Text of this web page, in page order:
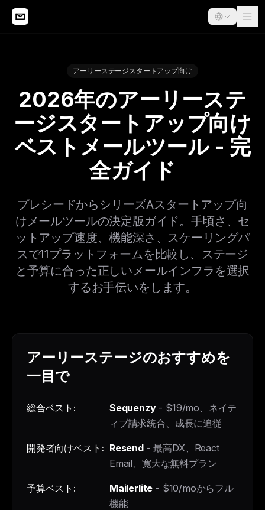
アーリーステージスタートアップ向け
2026年のアーリーステ
ージスタートアップ向け
ベストメールツール - 完
全ガイド
プレシードからシリーズAスタートアップ向
けメールツールの決定版ガイド。手頃さ、セ
ットアップ速度、機能深さ、スケーリングパ
スで11プラットフォームを比較し、ステージ
と予算に合った正しいメールインフラを選択
するお手伝いをします。
アーリーステージのおすすめを
一目で
総合ベスト: Sequenzy- $19/mo、ネイテ
ィブ請求統合、成長に追従
開発者向けベスト: Resend- 最高DX、React
Email、寛大な無料プラン
予算ベスト: Mailerlite - $10/moからフル
機能